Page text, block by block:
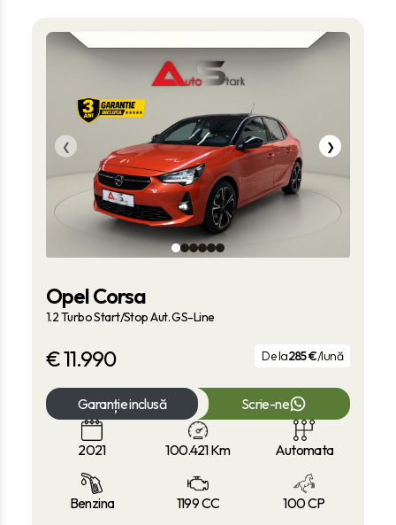
❮ ❯
Opel Corsa
1.2 Turbo Start/Stop Aut. GS-Line
€11.990 De la285 €/lună
Garanție inclusă Scrie-ne
2021 100.421Km Automata
Benzina 1199 CC 100 CP